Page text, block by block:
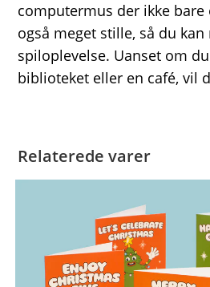
computermus der ikke
også meget stille, så du
spiloplevelse. Uanset om
biblioteket eller en café, vil
Relaterede varer